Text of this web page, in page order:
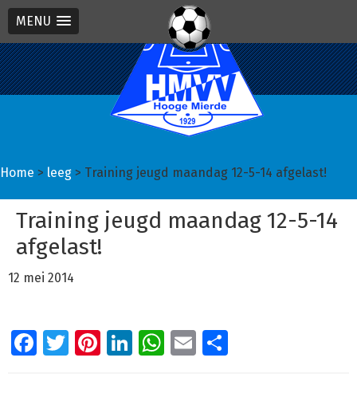
MENU
Spring
naar
de
Door
naar
de
Spring
naar
de
Home > leeg > Training jeugd maandag 12-5-14 afgelast!
Training jeugd maandag 12-5-14
afgelast!
12 mei 2014
Facebook
Twitter
Pinterest
LinkedIn
WhatsApp
Email